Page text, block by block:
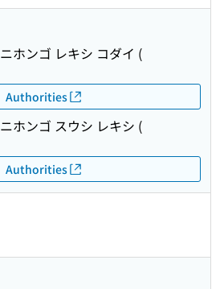
ニホンゴ レキシ コダイ (
Authorities
ニホンゴ スウシ レキシ (
Authorities